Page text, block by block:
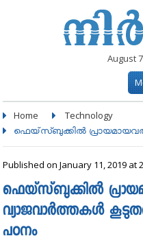
August
Home Technology
ഫെയ്‌സ്ബുക്കില്‍
Published on January 11, 2019 at
ഫെയ്‌സ്ബുക്കില്‍
വ്യാജവാര്‍ത്തകള്‍
പഠനം